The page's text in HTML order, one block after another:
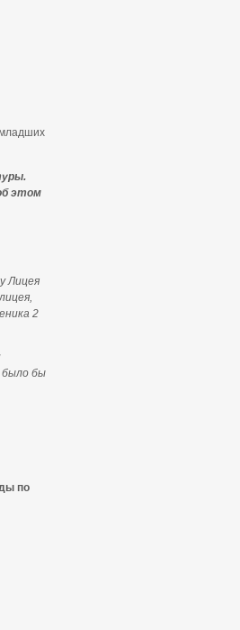
младших
этом
Лицея
2
было бы
по